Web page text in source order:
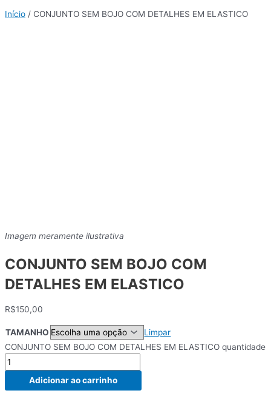
Início / CONJUNTO SEM BOJO COM DETALHES EM ELASTICO
Imagem meramente ilustrativa
CONJUNTO SEM BOJO COM
DETALHES EM ELASTICO
R$150,00
TAMANHO
Limpar
CONJUNTO SEM BOJO COM DETALHES EM ELASTICO quantidade
Adicionar ao carrinho